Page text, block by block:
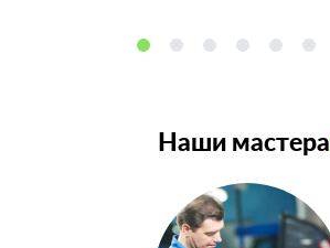
Наши мастера